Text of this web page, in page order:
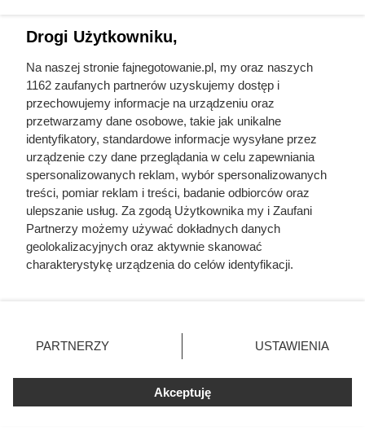
Po 25 latach z fotowoltaiką dzieje
Drogi Użytkowniku,
Na naszej stronie fajnegotowanie.pl, my oraz naszych
1162 zaufanych partnerów uzyskujemy dostęp i
przechowujemy informacje na urządzeniu oraz
przetwarzamy dane osobowe, takie jak unikalne
identyfikatory, standardowe informacje wysyłane przez
urządzenie czy dane przeglądania w celu zapewniania
spersonalizowanych reklam, wybór spersonalizowanych
treści, pomiar reklam i treści, badanie odbiorców oraz
ulepszanie usług. Za zgodą Użytkownika my i Zaufani
Partnerzy możemy używać dokładnych danych
geolokalizacyjnych oraz aktywnie skanować
charakterystykę urządzenia do celów identyfikacji.
zmienić/wycofać klikając przycisk ustawień prywatności
znajdujący się w lewym dolnym rogu strony
rodzaje przetwarzania danych nie wymagają zgody
użytkownika, ale masz prawo sprzeciwić się takiemu
przetwarzaniu. Preferencje będą miały zastosowania tylko
PARTNERZY USTAWIENIA
Akceptuję